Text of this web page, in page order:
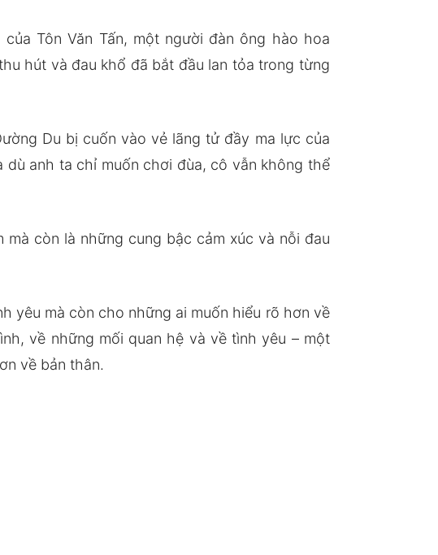
Tôn Văn Tấn, một người đàn ông hào hoa
hút và đau khổ đã bắt đầu lan tỏa trong từng
Du bị cuốn vào vẻ lãng tử đầy ma lực của
dù anh ta chỉ muốn chơi đùa, cô vẫn không thể
còn là những cung bậc cảm xúc và nỗi đau
yêu mà còn cho những ai muốn hiểu rõ hơn về
về những mối quan hệ và về tình yêu – một
về bản thân.